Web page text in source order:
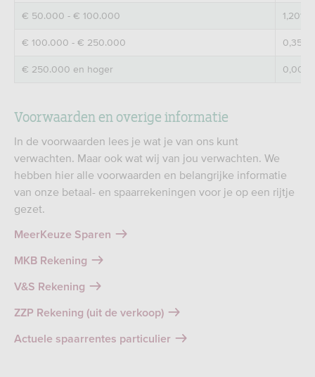
€ 50.000 - € 100.000 1,20%
€ 100.000 - € 250.000 0,35%
€ 250.000 en hoger 0,00%
Voorwaarden en overige informatie
In de voorwaarden lees je wat je van ons kunt
verwachten. Maar ook wat wij van jou verwachten. We
hebben hier alle voorwaarden en belangrijke informatie
van onze betaal- en spaarrekeningen voor je op een rijtje
gezet.
MeerKeuze Sparen
MKB Rekening
V&S Rekening
ZZP Rekening (uit de verkoop)
Actuele spaarrentes particulier